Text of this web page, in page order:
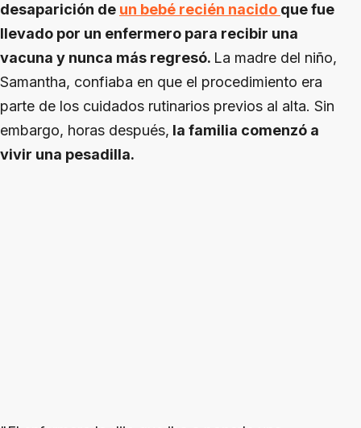
desaparición de un bebé recién nacido que fue
llevado por un enfermero para recibir una
vacuna y nunca más regresó. La madre del niño,
Samantha, confiaba en que el procedimiento era
parte de los cuidados rutinarios previos al alta. Sin
embargo, horas después, la familia comenzó a
vivir una pesadilla.